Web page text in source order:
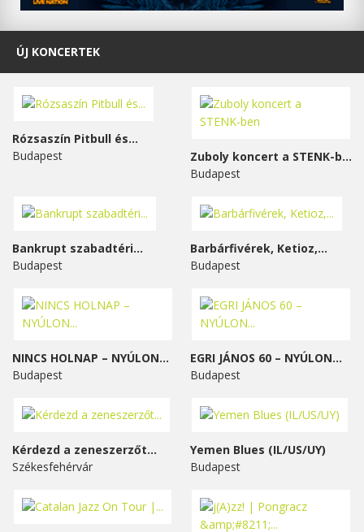
ÚJ KONCERTEK
Rózsaszín Pitbull és...
Budapest
Zuboly koncert a STENK-ben
Budapest
Bankrupt szabadtéri...
Budapest
Barbárfivérek, Ketioz,...
Budapest
NINCS HOLNAP – NYÚLON...
Budapest
EGRI JÁNOS 60 – NYÚLON...
Budapest
Kérdezd a zeneszerzőt...
Székesfehérvár
Yemen Blues (IL/US/UY)
Budapest